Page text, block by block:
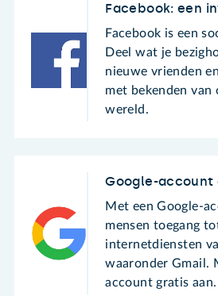
Facebook: een
Facebook is een
Deel wat je
nieuwe vrienden
met bekenden van
wereld.
Google-account
Met een Google-
mensen toegang
internetdiensten
waaronder Gmail.
account gratis aan.